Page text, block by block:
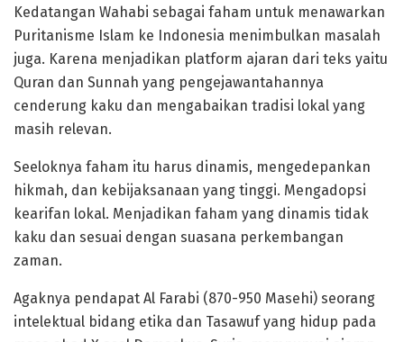
Kedatangan Wahabi sebagai faham untuk menawarkan
Puritanisme Islam ke Indonesia menimbulkan masalah
juga. Karena menjadikan platform ajaran dari teks yaitu
Quran dan Sunnah yang pengejawantahannya
cenderung kaku dan mengabaikan tradisi lokal yang
masih relevan.
Seeloknya faham itu harus dinamis, mengedepankan
hikmah, dan kebijaksanaan yang tinggi. Mengadopsi
kearifan lokal. Menjadikan faham yang dinamis tidak
kaku dan sesuai dengan suasana perkembangan
zaman.
Agaknya pendapat Al Farabi (870-950 Masehi) seorang
intelektual bidang etika dan Tasawuf yang hidup pada